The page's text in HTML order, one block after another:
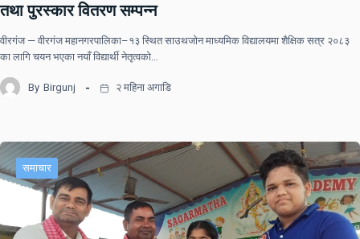
तथा पुरस्कार वितरण सम्पन्न
वीरगंज — वीरगंज महानगरपालिका–१३ स्थित साउथजोन माध्यमिक विद्यालयमा शैक्षिक सत्र २०८३
का लागि चयन भएका नयाँ विद्यार्थी नेतृत्वको…
By Birgunj २ महिना अगाडि
समाचार